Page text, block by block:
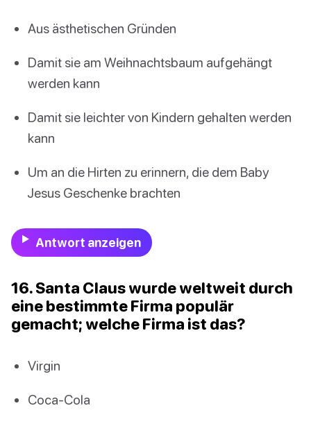
Aus ästhetischen Gründen
Damit sie am Weihnachtsbaum aufgehängt
werden kann
Damit sie leichter von Kindern gehalten werden
kann
Um an die Hirten zu erinnern, die dem Baby
Jesus Geschenke brachten
Antwort anzeigen
16. Santa Claus wurde weltweit durch
eine bestimmte Firma populär
gemacht; welche Firma ist das?
Virgin
Coca-Cola